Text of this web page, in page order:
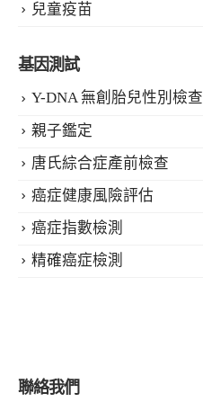
兒童疫苗
基因測試
Y-DNA 無創胎兒性別檢查
親子鑑定
唐氏綜合症產前檢查
癌症健康風險評估
癌症指數檢測
精確癌症檢測
聯絡我們